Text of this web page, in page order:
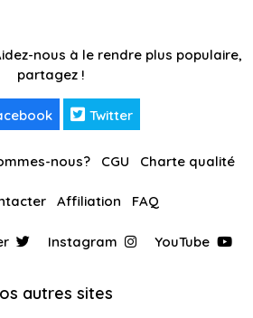
nous à le rendre plus populaire,
partagez !
Twitter
nous? CGU Charte qualité
Affiliation FAQ
Instagram YouTube
autres sites